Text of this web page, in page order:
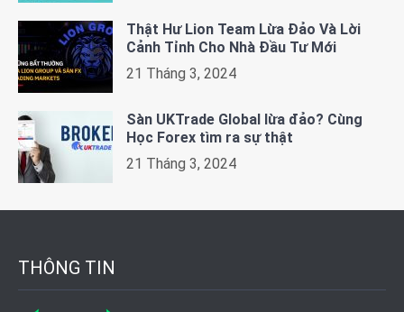
Thật Hư Lion Team Lừa Đảo Và Lời
Cảnh Tỉnh Cho Nhà Đầu Tư Mới
21 Tháng 3, 2024
Sàn UKTrade Global lừa đảo? Cùng
Học Forex tìm ra sự thật
21 Tháng 3, 2024
THÔNG TIN